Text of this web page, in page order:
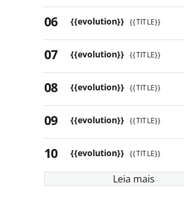
{{evolution}} {{TITLE}}
{{evolution}} {{TITLE}}
{{evolution}} {{TITLE}}
{{evolution}} {{TITLE}}
{{evolution}} {{TITLE}}
Leia mais